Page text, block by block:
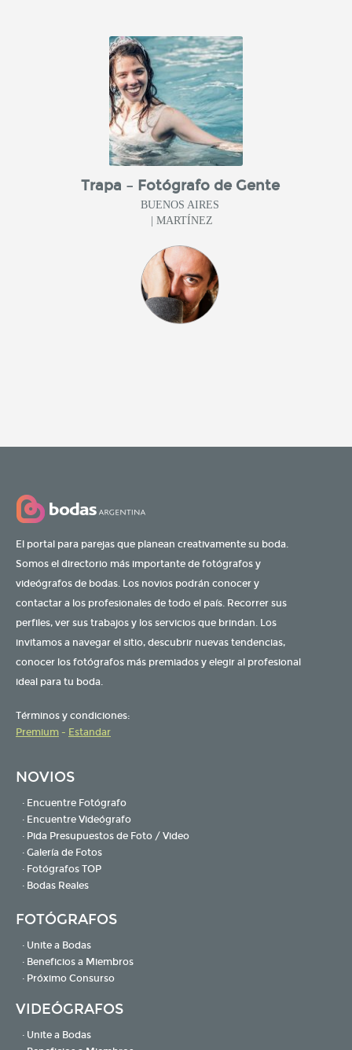
Trapa – Fotógrafo de Gente
BUENOS AIRES
| MARTÍNEZ
El portal para parejas que planean creativamente su boda.
Somos el directorio más importante de fotógrafos y
videógrafos de bodas. Los novios podrán conocer y
contactar a los profesionales de todo el país. Recorrer sus
perfiles, ver sus trabajos y los servicios que brindan. Los
invitamos a navegar el sitio, descubrir nuevas tendencias,
conocer los fotógrafos más premiados y elegir al profesional
ideal para tu boda.
Términos y condiciones:
Premium - Estandar
NOVIOS
· Encuentre Fotógrafo
· Encuentre Videógrafo
· Pida Presupuestos de Foto / Video
· Galería de Fotos
· Fotógrafos TOP
· Bodas Reales
FOTÓGRAFOS
· Unite a Bodas
· Beneficios a Miembros
· Próximo Consurso
VIDEÓGRAFOS
· Unite a Bodas